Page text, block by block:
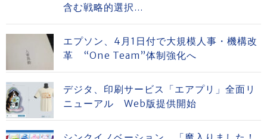
含む戦略的選択...
エプソン、4月1日付で大規模人事・機構改
革 “One Team”体制強化へ
デジタ、印刷サービス「エアプリ」全面リ
ニューアル Web版提供開始